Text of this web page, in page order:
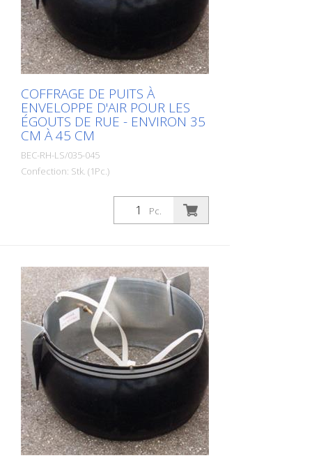
COFFRAGE DE PUITS À
ENVELOPPE D'AIR POUR LES
ÉGOUTS DE RUE - ENVIRON 35
CM À 45 CM
BEC-RH-LS/035-045
Confection: Stk. (1Pc.)
Coffrage de puits à enveloppe d'air pour
avaloirs de rue d'un diamètre intérieur
d'environ 35 cm à environ 45 cm
Pc.